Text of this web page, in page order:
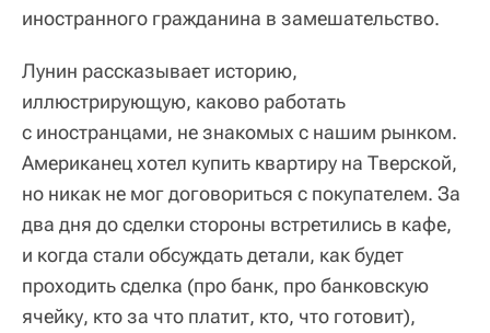
иностранного гражданина в замешательство.
Лунин рассказывает историю,
иллюстрирующую, каково работать
с иностранцами, не знакомых с нашим рынком.
Американец хотел купить квартиру на Тверской,
но никак не мог договориться с покупателем. За
два дня до сделки стороны встретились в кафе,
и когда стали обсуждать детали, как будет
проходить сделка (про банк, про банковскую
ячейку, кто за что платит, кто, что готовит),